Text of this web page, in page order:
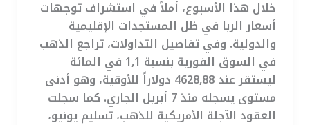
خلال هذا الأسبوع، أملاً في استشراف توجهات
أسعار الربا في ظل المستجدات الإقليمية
والدولية. وفي تفاصيل التداولات، تراجع الذهب
في السوق الفورية بنسبة 1,1 في المائة
ليستقر عند 4628,88 دولاراً للأوقية، وهو أدنى
مستوى يسجله منذ 7 أبريل الجاري. كما سجلت
العقود الآجلة الأمريكية للذهب، تسليم يونيو،